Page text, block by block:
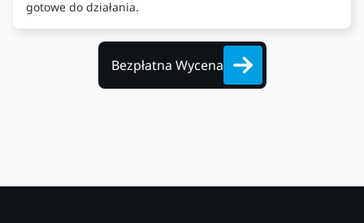
gotowe do działania.
Bezpłatna Wycena